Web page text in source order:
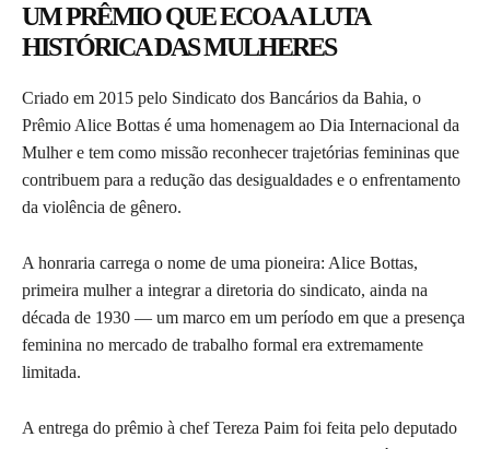
UM PRÊMIO QUE ECOA A LUTA
HISTÓRICA DAS MULHERES
Criado em 2015 pelo Sindicato dos Bancários da Bahia, o
Prêmio Alice Bottas é uma homenagem ao Dia Internacional da
Mulher e tem como missão reconhecer trajetórias femininas que
contribuem para a redução das desigualdades e o enfrentamento
da violência de gênero.
A honraria carrega o nome de uma pioneira: Alice Bottas,
primeira mulher a integrar a diretoria do sindicato, ainda na
década de 1930 — um marco em um período em que a presença
feminina no mercado de trabalho formal era extremamente
limitada.
A entrega do prêmio à chef Tereza Paim foi feita pelo deputado